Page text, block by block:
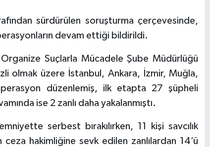
sürdürülen soruşturma çerçevesinde,
devam ettiği bildirildi.
Organize Suçlarla Mücadele Şube Müdürlüğü
olmak üzere İstanbul, Ankara, İzmir, Muğla,
düzenlemiş, ilk etapta 27 şüpheli
ise 2 zanlı daha yakalanmıştı.
serbest bırakılırken, 11 kişi savcılık
ceza hakimliğine sevk edilen zanlılardan 14’ü